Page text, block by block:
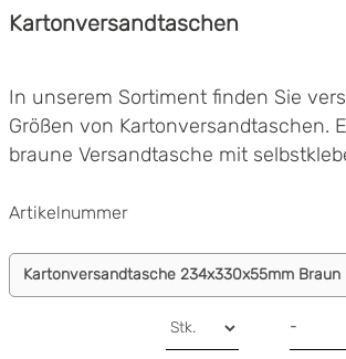
Kartonversandtaschen
In unserem Sortiment finden Sie
Größen von Kartonversandtaschen.
braune Versandtasche mit
Kartonversandtaschen sind perfekt
Bildern, Filmen und Dokumenten
dehnbar.
Einfach zu verschließen
Einfach zu öffnen
Artikelnummer
-